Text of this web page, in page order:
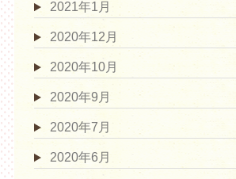
2021年1月
2020年12月
2020年10月
2020年9月
2020年7月
2020年6月